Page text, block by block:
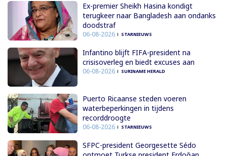
Ex-premier Sheikh Hasina kondigt
terugkeer naar Bangladesh aan ondanks
doodstraf
06-08-2026 STARNIEUWS
Infantino blijft FIFA-president na
crisisoverleg en biedt excuses aan
06-08-2026 SURINAME HERALD
Puerto Ricaanse steden voeren
waterbeperkingen in tijdens
recorddroogte
06-08-2026 STARNIEUWS
SFPC-president Georgesette Sédo